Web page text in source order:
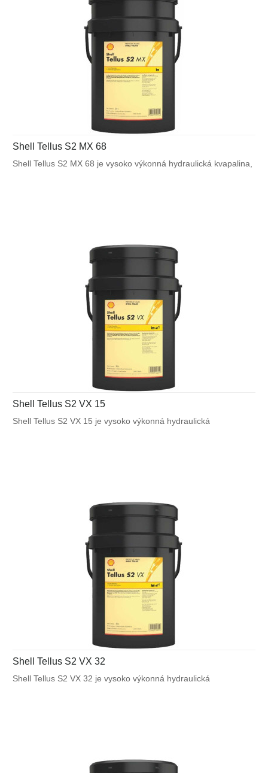
Shell Tellus S2 MX 68
Shell Tellus S2 MX 68 je vysoko výkonná hydraulická kvapalina,
Shell Tellus S2 VX 15
Shell Tellus S2 VX 15 je vysoko výkonná hydraulická
Shell Tellus S2 VX 32
Shell Tellus S2 VX 32 je vysoko výkonná hydraulická